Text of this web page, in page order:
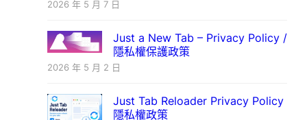
2026 年 5 月 7 日
Just a New Tab – Privacy Policy /
隱私權保護政策
2026 年 5 月 2 日
Just Tab Reloader Privacy Policy
隱私權政策